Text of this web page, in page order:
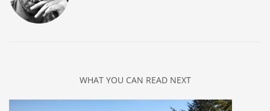
WHAT YOU CAN READ NEXT